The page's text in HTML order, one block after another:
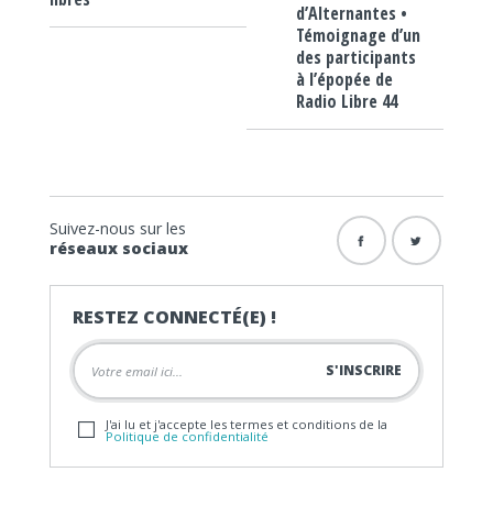
d’Alternantes •
Témoignage d’un
des participants
à l’épopée de
Radio Libre 44
Suivez-nous sur les
réseaux sociaux
RESTEZ CONNECTÉ(E) !
J'ai lu et j'accepte les termes et conditions de la
Politique de confidentialité